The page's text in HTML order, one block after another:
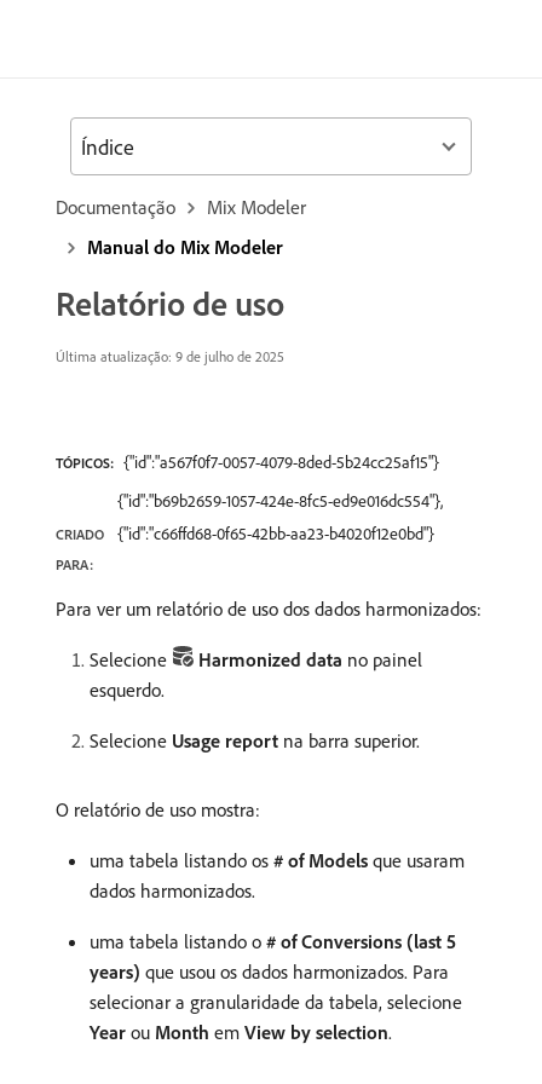
Documentação
Mix Modeler
Manual do Mix Modeler
Relatório de uso
Última atualização: 9 de julho de 2025
TÓPICOS: {"id":"a567f0f7-0057-4079-8ded-5b24cc25af15"}
CRIADO
PARA:
{"id":"b69b2659-1057-424e-8fc5-ed9e016dc554"},
{"id":"c66ffd68-0f65-42bb-aa23-b4020f12e0bd"}
Para ver um relatório de uso dos dados harmonizados:
Selecione Harmonized data no painel
esquerdo.
Selecione Usage report na barra superior.
O relatório de uso mostra:
uma tabela listando os # of Models que usaram
dados harmonizados.
uma tabela listando o # of Conversions (last 5
years) que usou os dados harmonizados. Para
selecionar a granularidade da tabela, selecione
Year ou Month em View by selection.
Índice